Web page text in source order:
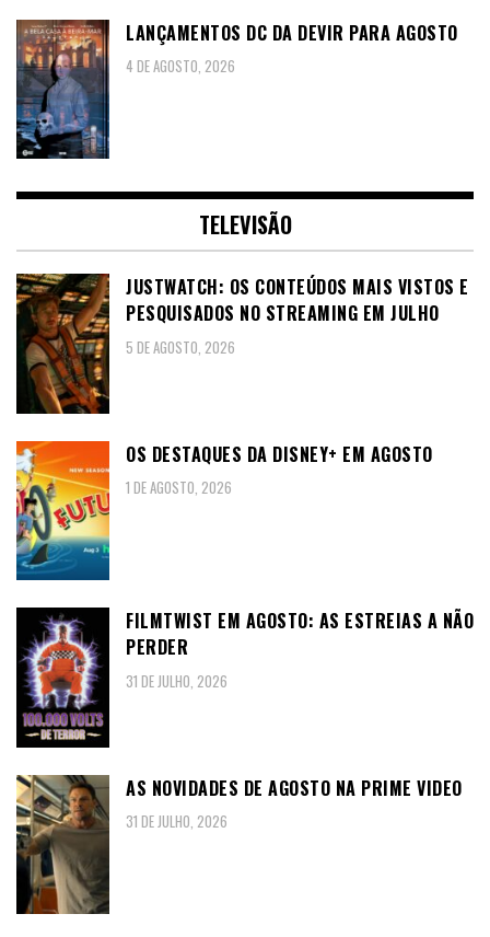
LANÇAMENTOS DC DA DEVIR PARA AGOSTO
4 DE AGOSTO, 2026
TELEVISÃO
JUSTWATCH: OS CONTEÚDOS MAIS VISTOS E
PESQUISADOS NO STREAMING EM JULHO
5 DE AGOSTO, 2026
OS DESTAQUES DA DISNEY+ EM AGOSTO
1 DE AGOSTO, 2026
FILMTWIST EM AGOSTO: AS ESTREIAS A NÃO
PERDER
31 DE JULHO, 2026
AS NOVIDADES DE AGOSTO NA PRIME VIDEO
31 DE JULHO, 2026